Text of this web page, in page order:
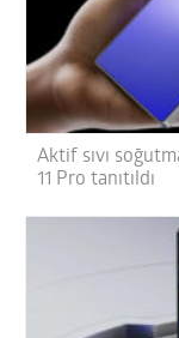
Aktif sıvı
11 Pro tanıtıldı